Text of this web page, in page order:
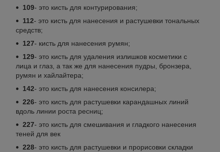
109- это кисть для контурирования;
112- это кисть для нанесения и растушевки тональных
средств;
127- кисть для нанесения румян;
129- это кисть для удаления излишков косметики с
лица и глаз, а так же для нанесения пудры, бронзера,
румян и хайлайтера;
142- это кисть для нанесения консилера;
226- это кисть для растушевки карандашных линий
вдоль линии роста ресниц;
227- это кисть для смешивания и гладкого нанесения
теней для век
228- это кисть для растушевки и прорисовки складки